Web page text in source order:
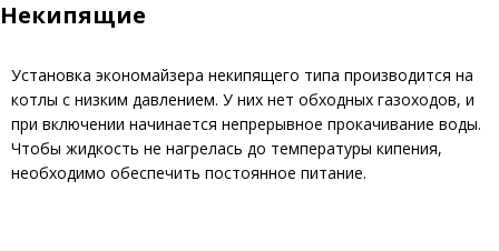
Некипящие
Установка экономайзера некипящего типа производится на
котлы с низким давлением. У них нет обходных газоходов, и
при включении начинается непрерывное прокачивание воды.
Чтобы жидкость не нагрелась до температуры кипения,
необходимо обеспечить постоянное питание.